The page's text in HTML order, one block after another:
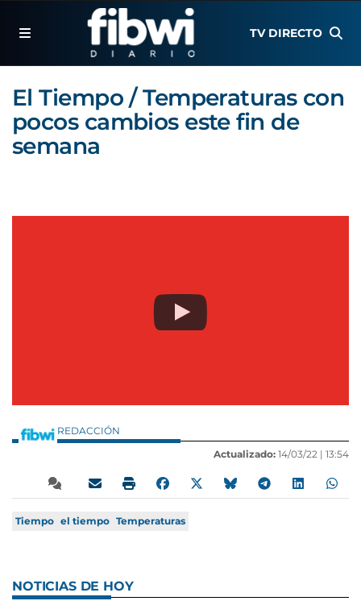
TV DIRECTO
El Tiempo / Temperaturas con
pocos cambios este fin de
semana
REDACCIÓN
Actualizado: 14/03/22 | 13:54
Tiempo el tiempo Temperaturas
NOTICIAS DE HOY